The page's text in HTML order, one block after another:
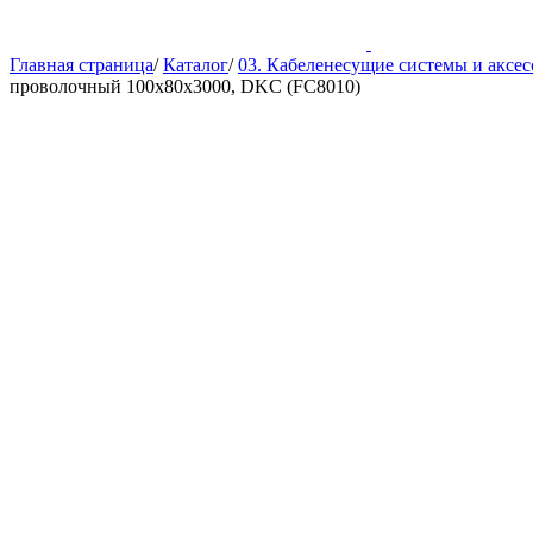
Главная страница/ Каталог/ 03. Кабеленесущие системы и
проволочный 100х80х3000, DKC (FC8010)